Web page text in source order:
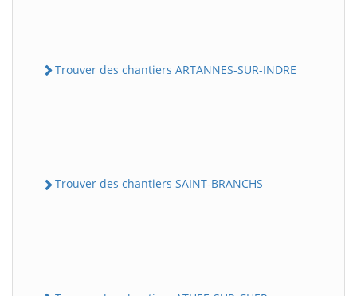
Trouver des chantiers ARTANNES-SUR-INDRE
Trouver des chantiers SAINT-BRANCHS